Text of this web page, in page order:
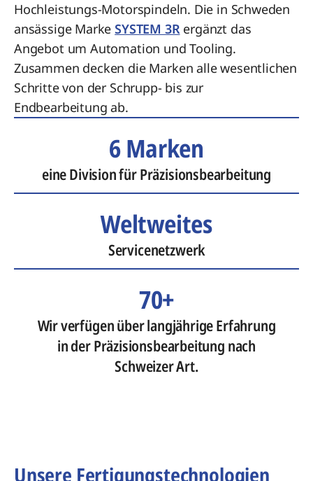
Hochleistungs-Motorspindeln. Die in Schweden
ansässige MarkeSYSTEM 3Rergänzt das
Angebot um Automation und Tooling.
Zusammen decken die Marken alle wesentlichen
Schritte von der Schrupp- bis zur
Endbearbeitung ab.
6 Marken
eine Division für Präzisionsbearbeitung
Weltweites
Servicenetzwerk
70+
Wir verfügen über langjährige Erfahrung
in der Präzisionsbearbeitung nach
Schweizer Art.
Unsere Fertigungstechnologien